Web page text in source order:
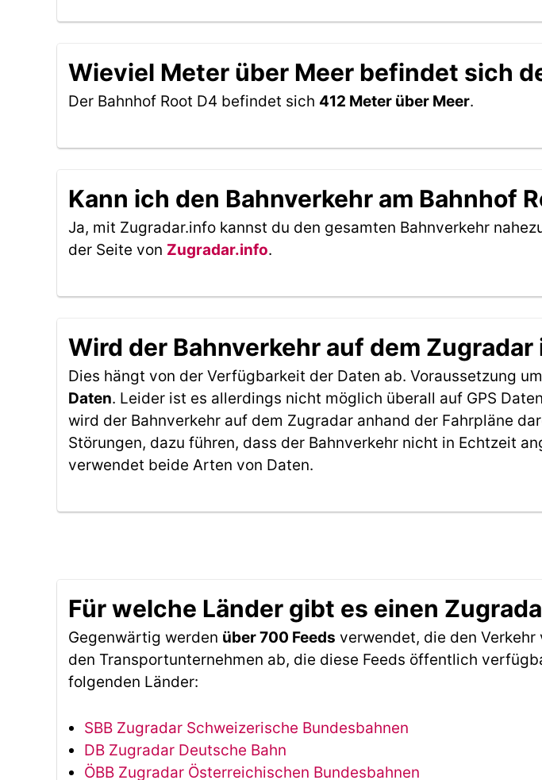
Wieviel Meter über Meer befindet sich
Der Bahnhof Root D4 befindet sich 412 Meter über Meer.
Kann ich den Bahnverkehr am Bahnhof
Ja, mit Zugradar.info kannst du den gesamten Bahnverkehr
der Seite von Zugradar.info.
Wird der Bahnverkehr auf dem
Dies hängt von der Verfügbarkeit der Daten ab. Voraussetzung
Daten. Leider ist es allerdings nicht möglich überall auf GPS
wird der Bahnverkehr auf dem Zugradar anhand der Fahrpläne
Störungen, dazu führen, dass der Bahnverkehr nicht in Echtzeit
verwendet beide Arten von Daten.
Für welche Länder gibt es einen
Gegenwärtig werden über 700 Feeds verwendet, die den
den Transportunternehmen ab, die diese Feeds öffentlich
folgenden Länder:
SBB Zugradar Schweizerische Bundesbahnen
DB Zugradar Deutsche Bahn
ÖBB Zugradar Österreichischen Bundesbahnen